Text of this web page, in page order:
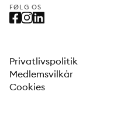
FØLG OS
Privatlivspolitik
Medlemsvilkår
Cookies